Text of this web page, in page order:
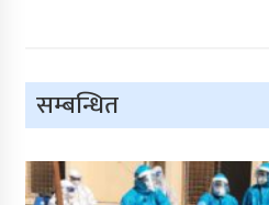
सम्बन्धित